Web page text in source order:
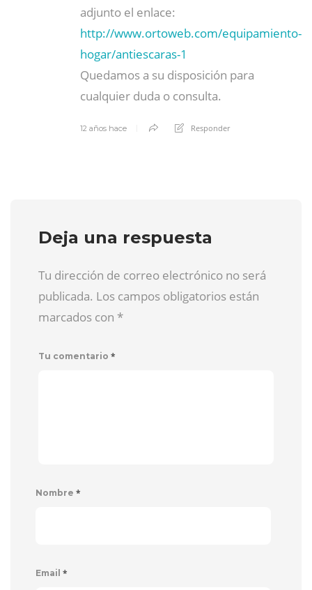
adjunto el enlace:
http://www.ortoweb.com/equipamiento-
hogar/antiescaras-1
Quedamos a su disposición para
cualquier duda o consulta.
12 años hace Responder
Deja una respuesta
Tu dirección de correo electrónico no será
publicada. Los campos obligatorios están
marcados con *
Tu comentario *
Nombre *
Email *